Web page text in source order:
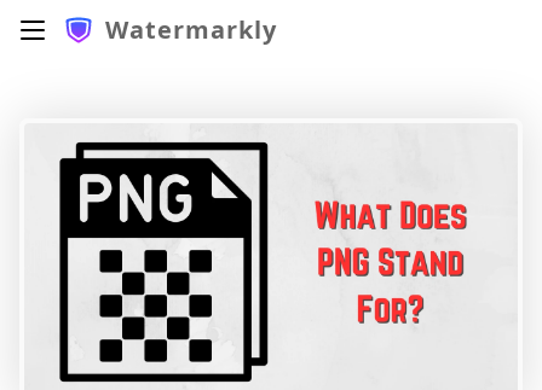
Watermarkly